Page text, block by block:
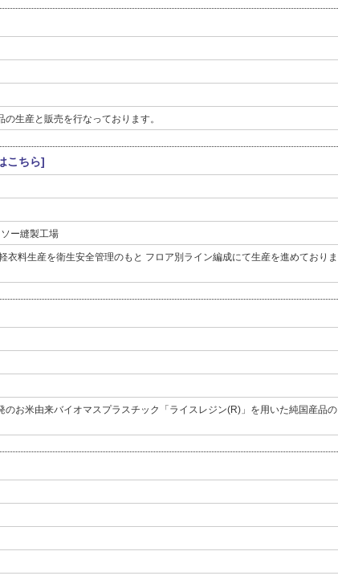
生産と販売を行なっております。
こちら]
ー縫製工場
衣料生産を衛生安全管理のもと フロア別ライン編成にて生産を進めておりま
お米由来バイオマスプラスチック「ライスレジン(R)」を用いた純国産品の